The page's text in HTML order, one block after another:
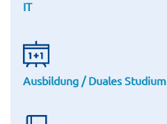
IT
Ausbildung / Duales Studium